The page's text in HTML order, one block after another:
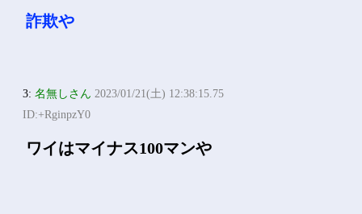
詐欺や
3:名無しさん 2023/01/21(土) 12:38:15.75
ID:+RginpzY0
ワイはマイナス100マンや